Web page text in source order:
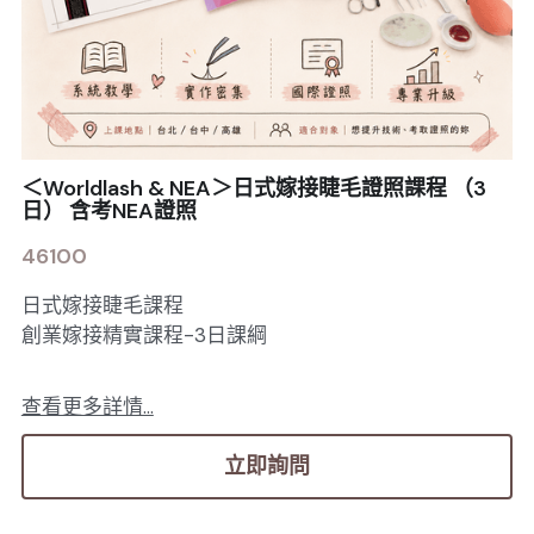
＜Worldlash & NEA＞日式嫁接睫毛證照課程 （3
日） 含考NEA證照
46100
日式嫁接睫毛課程
創業嫁接精實課程-3日課綱
查看更多詳情...
立即詢問